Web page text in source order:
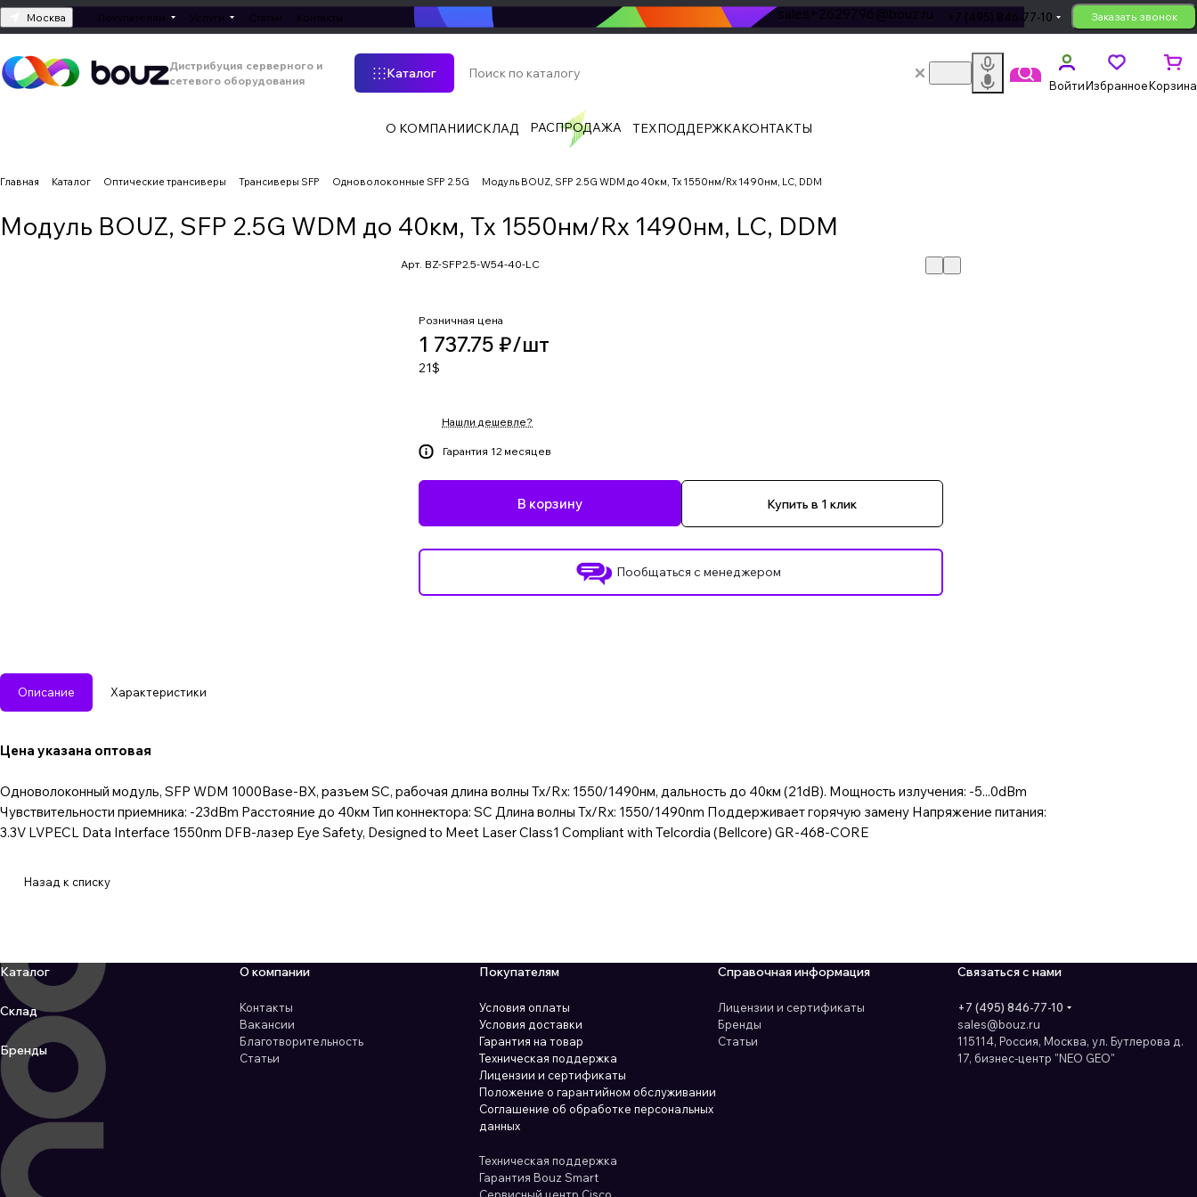
Москва Покупателям Услуги Статьи Контакты sales+2629796@bouz.ru +7 (495) 846-77-10 Заказать звонок
Дистрибуция серверного и
сетевого оборудования
Каталог
ВойтиИзбранноеКорзина
О КОМПАНИИСКЛАД РАСПРОДАЖА ТЕХПОДДЕРЖКАКОНТАКТЫ
Главная Каталог Оптические трансиверы Трансиверы SFP Одноволоконные SFP 2.5G Модуль BOUZ, SFP 2.5G WDM до 40км, Tx 1550нм/Rx 1490нм, LC, DDM
Модуль BOUZ, SFP 2.5G WDM до 40км, Tx 1550нм/Rx 1490нм, LC, DDM
Арт. BZ-SFP2.5-W54-40-LC
Розничная цена
1 737.75 ₽/шт
21$
В корзину Купить в 1 клик
Пообщаться с менеджером
Нашли дешевле?
Гарантия 12 месяцев
Описание Характеристики
Цена указана оптовая
Одноволоконный модуль, SFP WDM 1000Base-BX, разъем SC, рабочая длина волны Tx/Rx: 1550/1490нм, дальность до 40км (21dB). Мощность излучения: -5...0dBm
Чувствительности приемника: -23dBm Расстояние до 40км Тип коннектора: SC Длина волны Tx/Rx: 1550/1490nm Поддерживает горячую замену Напряжение питания:
3.3V LVPECL Data Interface 1550nm DFB-лазер Eye Safety, Designed to Meet Laser Class1 Compliant with Telcordia (Bellcore) GR-468-CORE
Назад к списку
Каталог
Склад
Бренды
О компании
Контакты
Вакансии
Благотворительность
Статьи
Покупателям
Условия оплаты
Условия доставки
Гарантия на товар
Техническая поддержка
Лицензии и сертификаты
Положение о гарантийном обслуживании
Соглашение об обработке персональных
данных
Техническая поддержка
Гарантия Bouz Smart
Справочная информация
Лицензии и сертификаты
Бренды
Статьи
Связаться с нами
+7 (495) 846-77-10
sales@bouz.ru
115114, Россия, Москва, ул. Бутлерова д.
17, бизнес-центр "NEO GEO"